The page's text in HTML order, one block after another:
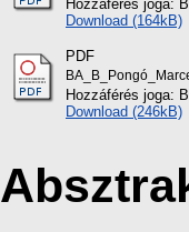
Hozzáférés joga:
Download (164kB)
PDF
Hozzáférés joga:
Download (246kB)